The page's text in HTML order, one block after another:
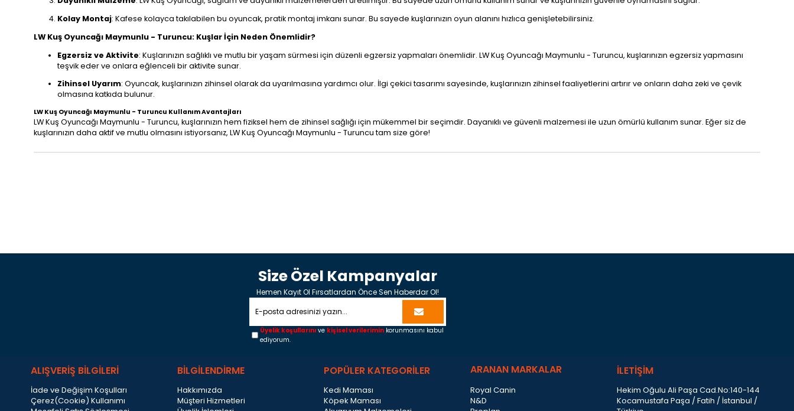
Kolay Montaj: Kafese kolayca takılabilen bu oyuncak, pratik montaj imkanı sunar. Bu sayede kuşlarınızın oyun alanını hızlıca genişletebilirsiniz.
LW Kuş Oyuncağı Maymunlu - Turuncu: Kuşlar İçin Neden Önemlidir?
Egzersiz ve Aktivite: Kuşlarınızın sağlıklı ve mutlu bir yaşam sürmesi için düzenli egzersiz yapmaları önemlidir. LW Kuş Oyuncağı Maymunlu - Turuncu, kuşlarınızın egzersiz yapmasını
teşvik eder ve onlara eğlenceli bir aktivite sunar.
Zihinsel Uyarım: Oyuncak, kuşlarınızın zihinsel olarak da uyarılmasına yardımcı olur. İlgi çekici tasarımı sayesinde, kuşlarınızın zihinsel faaliyetlerini artırır ve onların daha zeki ve çevik
olmasına katkıda bulunur.
LW Kuş Oyuncağı Maymunlu - Turuncu Kullanım Avantajları
LW Kuş Oyuncağı Maymunlu - Turuncu, kuşlarınızın hem fiziksel hem de zihinsel sağlığı için mükemmel bir seçimdir. Dayanıklı ve güvenli malzemesi ile uzun ömürlü kullanım sunar. Eğer siz de
kuşlarınızın daha aktif ve mutlu olmasını istiyorsanız, LW Kuş Oyuncağı Maymunlu - Turuncu tam size göre!
Size Özel Kampanyalar
Hemen Kayıt Ol Fırsatlardan Önce Sen Haberdar Ol!
Üyelik koşullarını ve kişisel verilerimin korunmasını kabul
ediyorum.
ALIŞVERİŞ BİLGİLERİ
İade ve Değişim Koşulları
Çerez(Cookie) Kullanımı
BİLGİLENDİRME
Hakkımızda
Müşteri Hizmetleri
POPÜLER KATEGORİLER
Kedi Maması
Köpek Maması
ARANAN MARKALAR
Royal Canin
N&D
İLETİŞİM
Hekim Oğulu Ali Paşa Cad.No:140-144
Kocamustafa Paşa / Fatih / İstanbul /